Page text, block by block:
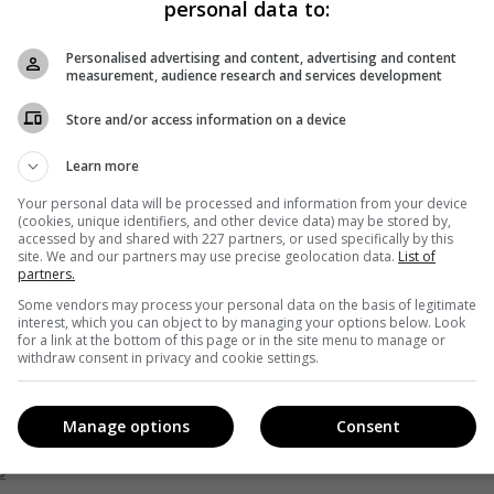
мистические Эгрегоры из энергии и борется за
и овладением мира.
— в Киеве и Львове, также они будут проходить в
на 2021 год.
9-го конкурсного отбора и создается при
рассказал подробности о сьемках фильма Let
Сахно
personal data to:
Personalised advertising and content, advertising and content
measurement, audience research and services development
Store and/or access information on a device
Learn more
Your personal data will be processed and information from your device
(cookies, unique identifiers, and other device data) may be stored by,
accessed by and shared with 227 partners, or used specifically by this
site. We and our partners may use precise geolocation data. List of
partners.
Some vendors may process your personal data on the basis of legitimate
interest, which you can object to by managing your options below. Look
for a link at the bottom of this page or in the site menu to manage or
withdraw consent in privacy and cookie settings.
Consent
Manage options